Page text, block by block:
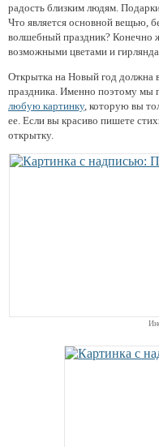
радость близким людям.
Что является основной вещью,
волшебный праздник? Конечно
возможными цветами и
Открытка на Новый год должна
праздника. Именно поэтому мы
любую картинку, которую вы
ее. Если вы красиво пишете
открытку.